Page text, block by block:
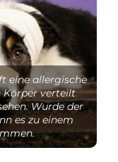
eine allergische
Körper verteilt
Wurde der
es zu einem